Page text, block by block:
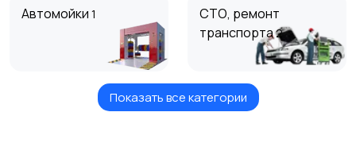
Автомойки 1
СТО, ремонт
транспорта2
Пассажирские
Курьерская доставка
Показать все категории